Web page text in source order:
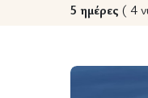
5 ημέρες ( 4